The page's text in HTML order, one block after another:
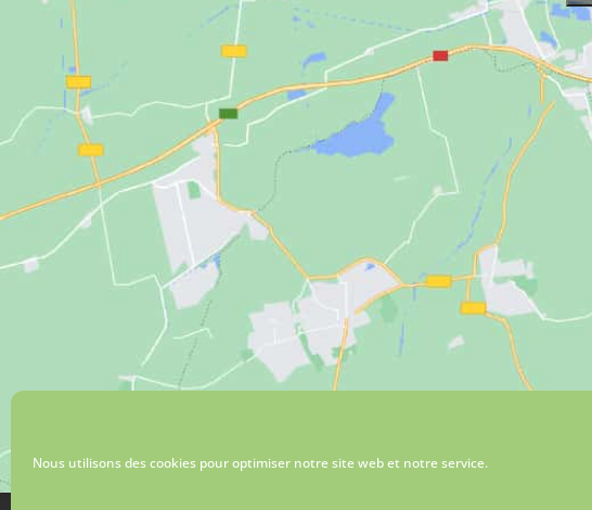
Nous utilisons des cookies pour optimiser notre site web et notre service.